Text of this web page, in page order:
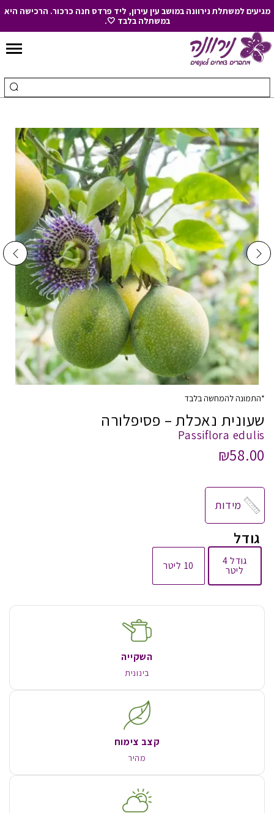
to
מגיעים למשתלת נירוונה במושב עין עירון, ליד פרדס חנה כרכור. הרכישה היא
במשתלה בלבד 🤍.
*התמונה להמחשה בלבד
גודל
גודל 4
ליטר 10 ליטר
מידות
שעונית נאכלת – פסיפלורה
Passiflora edulis
₪58.00
השקייה
בינונית
קצב צימוח
מהיר